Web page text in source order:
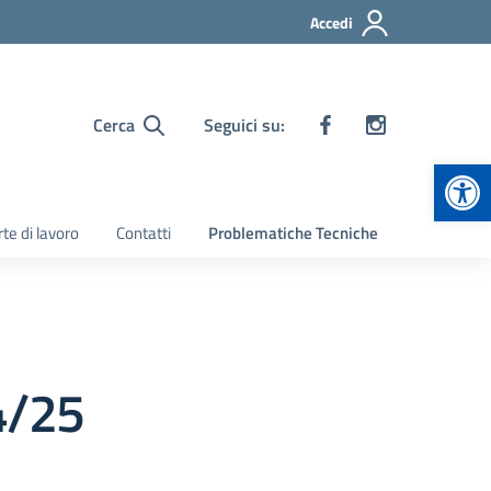
Accedi
Cerca Seguici su:
di lavoro Contatti Problematiche Tecniche
25